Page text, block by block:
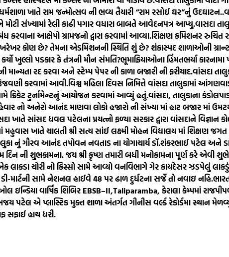
ખાતે રામ જન્મોત્સવ ની ભવ્ય તૈયારી “રામ રસોઈ ઘર”નું ઉદઘાટન..
સંખ્યામાં રેલી કાઢી પગાર વધારા બાબતે આવેદનપત્ર આપ્યુ.વાસદા
આક્ષેપો ગ્રામજનો દ્વારા કરવામાં આવ્યા.શિક્ષણ કમિશનર રુચિત
કોણ છે? તેમના એડમિશનની સ્થિતિ શું છે? શંકાસ્પદ શાળાઓની ગ્રાન્ટ
ખુલ્લો પડકાર કે તંત્રની મૌન સંમતિ?ભૂમાફિયાઓના હિંમતભર્યા
રદ કરવા અને સ્ટેમ્પ પેપર ની કાળા બજારી ની ફરીયાદ.વાંસદા
કરવામાં આવી.વિશ્વ મહિલા દિવસ નિમિત્તે વાંસદા તાલુકામાં
ક્રિકેટ ટુર્નામેન્ટનું આયોજન કરવામાં આવ્યું હતું.વાંસદા, તાલુકાના
નો અનેરો આનંદ માણવા લોકો હજારો ની સંખ્યા માં હાટ બજાર માં
ખાતે સાંસદ ધવલ પટેલના પ્રયત્નો ફળ્યા સરકાર દ્વારા વાંસદાને
મહુવાસ ખાતે ચાલતી શ્રી સત્ય સાંઈ લક્ષ્મી મોહન વિદ્યાલય માં શિક્ષણ
નું ગૌરવ આનંદ તપોવન નવતાડ ના યોગાચાર્ય ડૉ.શંકરભાઈ પટેલ
દિન ની શુભકામના. જય શ્રી કૃષ્ણ તમારી બધી મનોકામના પૂર્ણ કરે એવી
લાકડા ચોરી નો કિસ્સો સામે આવ્યો વનવિભાગે ગેર કાયદેસર ઝડપેલું લાકડું
માર્ટની સામે નેશનલ હાઈવે 48 પર ઢાળ દુર્ધટના સર્જે તો નવાઇ નહિ.
વાર્ષિક શિબિર EBSB–II,Taliparamba, કેરાલા કેમ્પમાં
પટેલ એ પ્લાસ્ટિક મુક્ત શાળા અંતર્ગત ગીનીસ વર્લ્ડ રેકોર્ડમા સ્થાન
સફાઈ હાથ ધરી.